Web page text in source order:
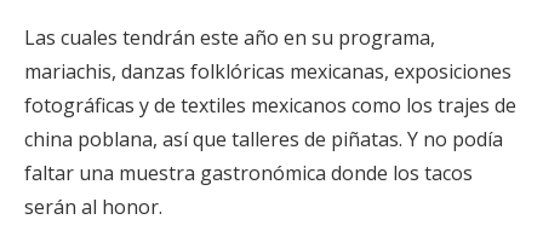
Las cuales tendrán este año en su programa,
mariachis, danzas folklóricas mexicanas, exposiciones
fotográficas y de textiles mexicanos como los trajes de
china poblana, así que talleres de piñatas. Y no podía
faltar una muestra gastronómica donde los tacos
serán al honor.